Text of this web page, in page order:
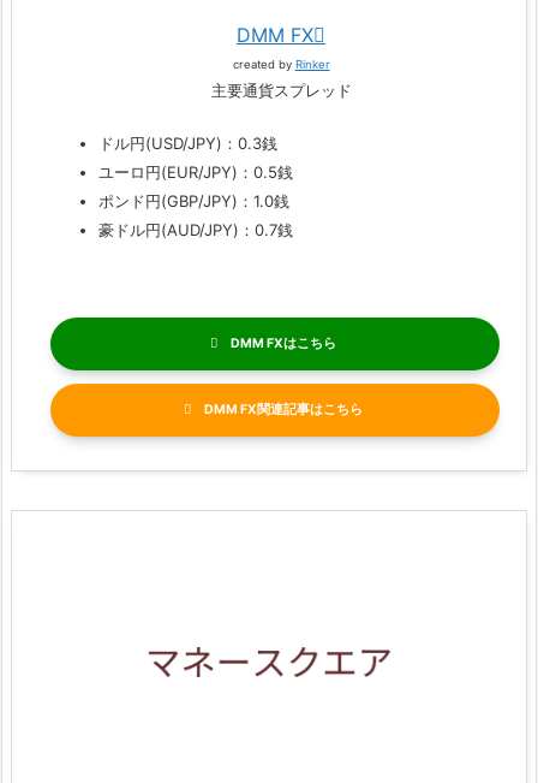
DMM FX
created by Rinker
主要通貨スプレッド
ドル円(USD/JPY)：0.3銭
ユーロ円(EUR/JPY)：0.5銭
ポンド円(GBP/JPY)：1.0銭
豪ドル円(AUD/JPY)：0.7銭
DMM FX
DMM FX関連記事